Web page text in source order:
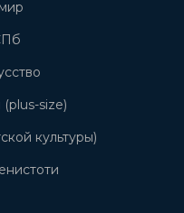
size)
культуры)